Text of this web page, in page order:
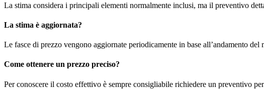
La stima considera i principali elementi normalmente inclusi, ma il preventivo
La stima è aggiornata?
Le fasce di prezzo vengono aggiornate periodicamente in base all’andamento del
Come ottenere un prezzo preciso?
Per conoscere il costo effettivo è sempre consigliabile richiedere un preventivo